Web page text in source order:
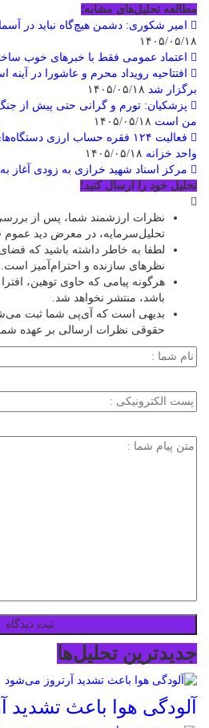
مطالعه تحلیل‌های مشابه؛
امیر شکوری: دشمن هیچ‌گاه نباید در
۱۴۰۵/۰۵/۱۸
اعتماد عمومی فقط با خبرهای خوب
افتتاحیه رویداد محرم و عاشورا در آینه
برگزار شد
پزشکیان: تورم و گرانی حتی پیش از
من است
فعالیت ۱۲۴ فقره حساب ارزی
واحد خزانه
مرکز اسناد شهید خرازی به زودی آغاز
تحلیل خود را ارسال کنید!
نظرات ارزشمند شما، پس از
تحلیل‌سرمایه، در معرض دید عموم
لطفا به خاطر داشته باشید که
نظرهای سازنده و احترام‌آمیز است.
هرگونه پیامی که حاوی توهین،
باشد، منتشر نخواهد شد.
بدیهی است که آی‌پی شما ثبت
حقوقی نظرات ارسالی بر عهده شما
جدیدترین تحلیل‌ها
آلودگی هوا باعث